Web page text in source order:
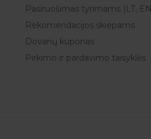
Pasiruošimas tyrimams (LT,
Rekomendacijos skiepams
Dovanų kuponas
Pirkimo ir pardavimo taisyklės